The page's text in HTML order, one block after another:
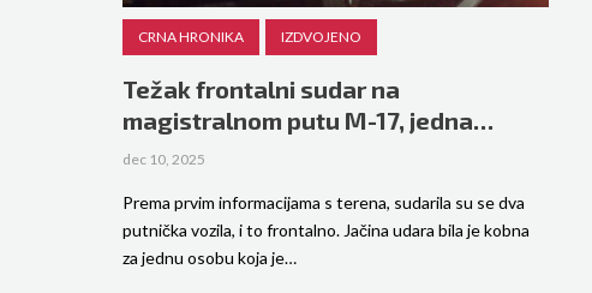
CRNA HRONIKA IZDVOJENO
Težak frontalni sudar na
magistralnom putu M-17, jedna…
dec 10, 2025
Prema prvim informacijama s terena, sudarila su se dva
putnička vozila, i to frontalno. Jačina udara bila je kobna
za jednu osobu koja je…